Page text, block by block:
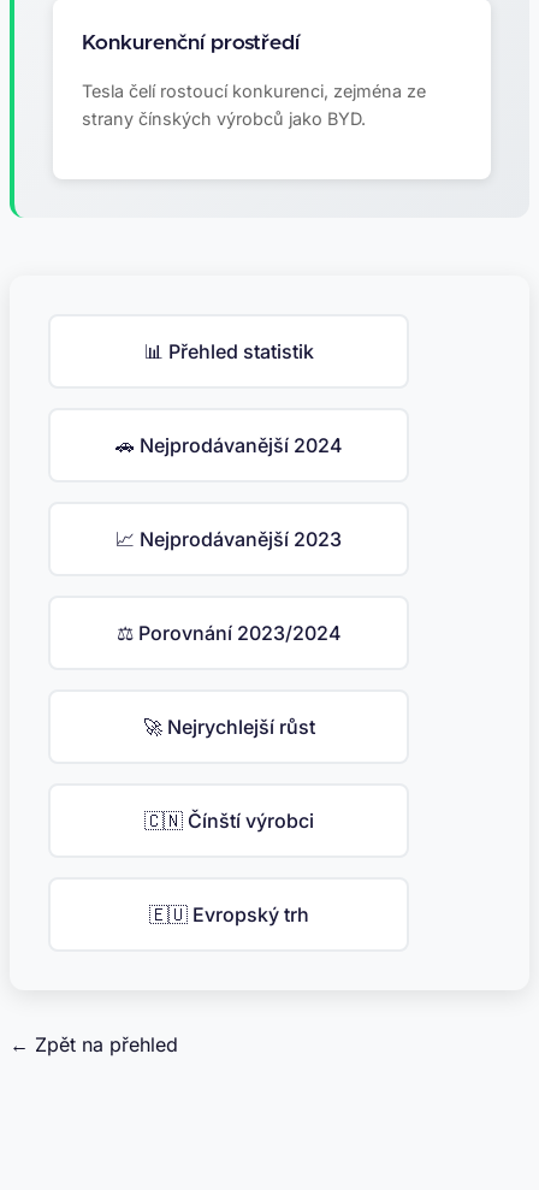
Konkurenční prostředí
Tesla čelí rostoucí konkurenci, zejména ze
strany čínských výrobců jako BYD.
📊 Přehled statistik
🚗 Nejprodávanější 2024
📈 Nejprodávanější 2023
⚖️ Porovnání 2023/2024
🚀 Nejrychlejší růst
🇨🇳 Čínští výrobci
🇪🇺 Evropský trh
← Zpět na přehled